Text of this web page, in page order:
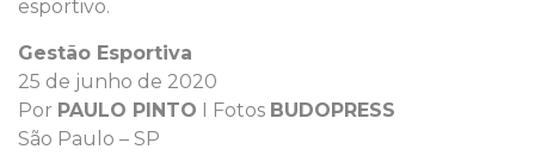
esportivo.
Gestão Esportiva
25 de junho de 2020
Por PAULO PINTO I Fotos BUDOPRESS
São Paulo – SP